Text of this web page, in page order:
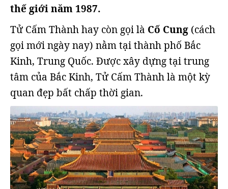
thế giới năm 1987.
Tử Cấm Thành hay còn gọi là Cố Cung (cách
gọi mới ngày nay) nằm tại thành phố Bắc
Kinh, Trung Quốc. Được xây dựng tại trung
tâm của Bắc Kinh, Tử Cấm Thành là một kỳ
quan đẹp bất chấp thời gian.